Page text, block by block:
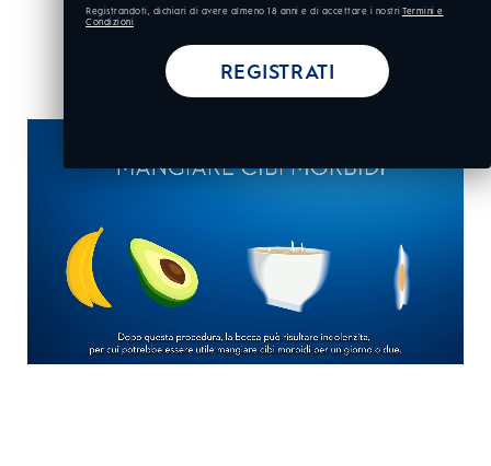
Registrandoti, dichiari di avere almeno 18 anni e di accettare i nostri Termini e
Condizioni
REGISTRATI